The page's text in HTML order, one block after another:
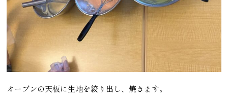
オーブンの天板に生地を絞り出し、焼きます。